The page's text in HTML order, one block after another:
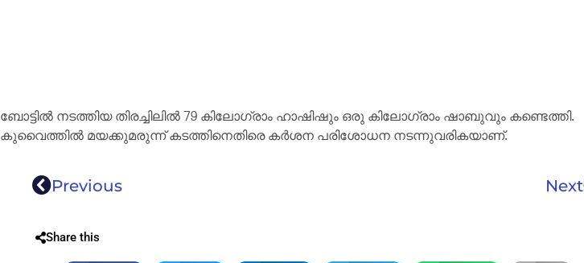
ബോട്ടിൽ നടത്തിയ തിരച്ചിലിൽ 79 കിലോഗ്രാം ഹാഷിഷും ഒരു കിലോഗ്രാം ഷാബുവും കണ്ടെത്തി.
കുവൈത്തിൽ മയക്കുമരുന്ന് കടത്തിനെതിരെ കർശന പരിശോധന നടന്നുവരികയാണ്.
Previous Next
Share this